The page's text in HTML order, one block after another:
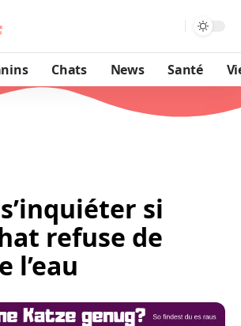
Chats News Santé
si
refuse de
l’eau